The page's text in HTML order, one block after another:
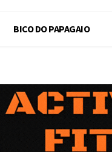
BICO DO PAPAGAIO